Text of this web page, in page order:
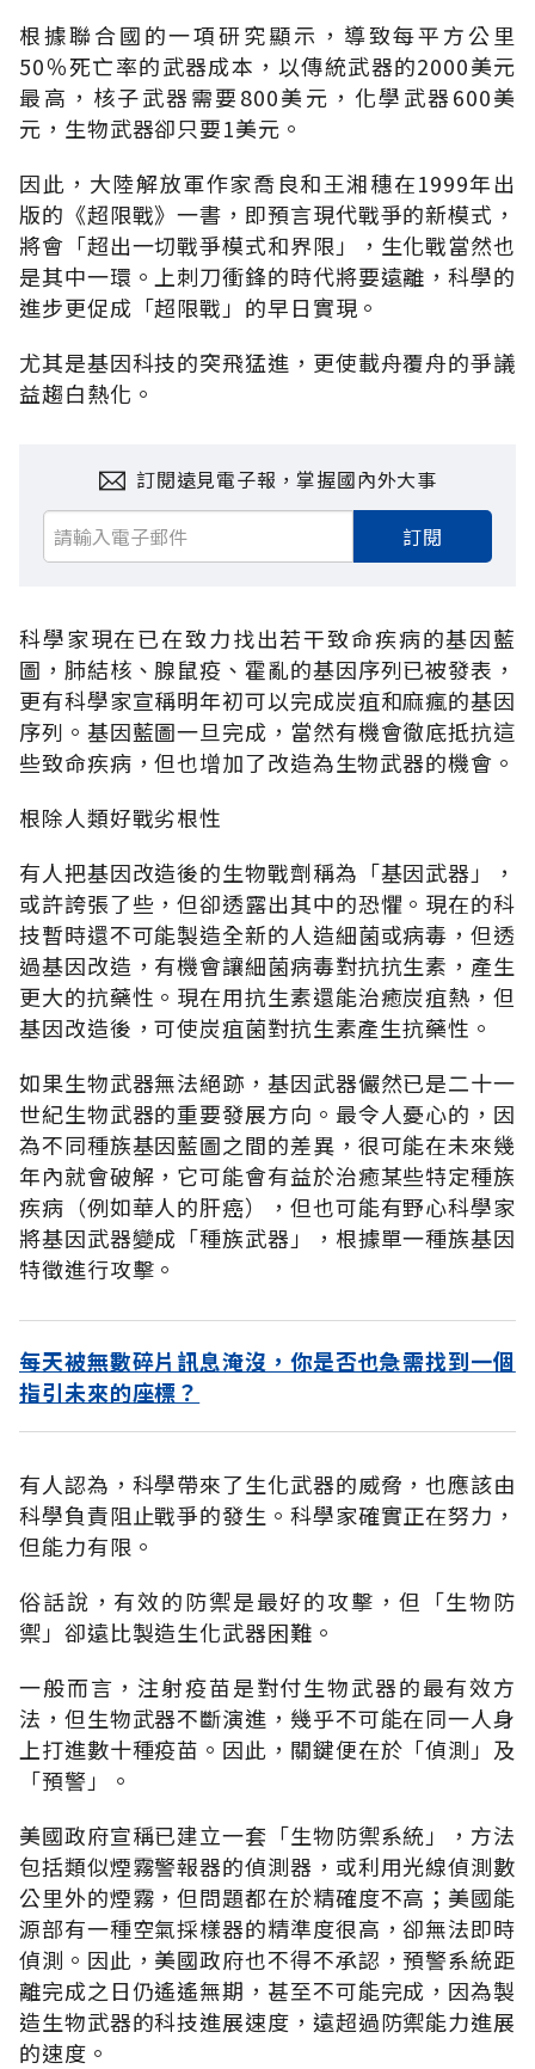
根據聯合國的一項研究顯示，導致每平方公里
50％死亡率的武器成本，以傳統武器的2000美元
最高，核子武器需要800美元，化學武器600美
元，生物武器卻只要1美元。
因此，大陸解放軍作家喬良和王湘穗在1999年出
版的《超限戰》一書，即預言現代戰爭的新模式，
將會「超出一切戰爭模式和界限」，生化戰當然也
是其中一環。上刺刀衝鋒的時代將要遠離，科學的
進步更促成「超限戰」的早日實現。
尤其是基因科技的突飛猛進，更使載舟覆舟的爭議
益趨白熱化。
訂閱遠見電子報，掌握國內外大事
訂閱
科學家現在已在致力找出若干致命疾病的基因藍
圖，肺結核、腺鼠疫、霍亂的基因序列已被發表，
更有科學家宣稱明年初可以完成炭疽和麻瘋的基因
序列。基因藍圖一旦完成，當然有機會徹底抵抗這
些致命疾病，但也增加了改造為生物武器的機會。
根除人類好戰劣根性
有人把基因改造後的生物戰劑稱為「基因武器」，
或許誇張了些，但卻透露出其中的恐懼。現在的科
技暫時還不可能製造全新的人造細菌或病毒，但透
過基因改造，有機會讓細菌病毒對抗抗生素，產生
更大的抗藥性。現在用抗生素還能治癒炭疽熱，但
基因改造後，可使炭疽菌對抗生素產生抗藥性。
如果生物武器無法絕跡，基因武器儼然已是二十一
世紀生物武器的重要發展方向。最令人憂心的，因
為不同種族基因藍圖之間的差異，很可能在未來幾
年內就會破解，它可能會有益於治癒某些特定種族
疾病（例如華人的肝癌），但也可能有野心科學家
將基因武器變成「種族武器」，根據單一種族基因
特徵進行攻擊。
每天被無數碎片訊息淹沒，你是否也急需找到一個
指引未來的座標？
有人認為，科學帶來了生化武器的威脅，也應該由
科學負責阻止戰爭的發生。科學家確實正在努力，
但能力有限。
俗話說，有效的防禦是最好的攻擊，但「生物防
禦」卻遠比製造生化武器困難。
一般而言，注射疫苗是對付生物武器的最有效方
法，但生物武器不斷演進，幾乎不可能在同一人身
上打進數十種疫苗。因此，關鍵便在於「偵測」及
「預警」。
美國政府宣稱已建立一套「生物防禦系統」，方法
包括類似煙霧警報器的偵測器，或利用光線偵測數
公里外的煙霧，但問題都在於精確度不高；美國能
源部有一種空氣採樣器的精準度很高，卻無法即時
偵測。因此，美國政府也不得不承認，預警系統距
離完成之日仍遙遙無期，甚至不可能完成，因為製
造生物武器的科技進展速度，遠超過防禦能力進展
的速度。